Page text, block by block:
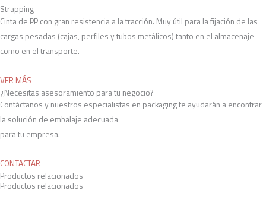
Strapping
Cinta de PP con gran resistencia a la tracción. Muy útil para la fijación de las
cargas pesadas (cajas, perfiles y tubos metálicos) tanto en el almacenaje
como en el transporte.
VER MÁS
¿Necesitas asesoramiento para tu negocio?
Contáctanos y nuestros especialistas en packaging te ayudarán a encontrar
la solución de embalaje adecuada
para tu empresa.
CONTACTAR
Productos relacionados
Productos relacionados